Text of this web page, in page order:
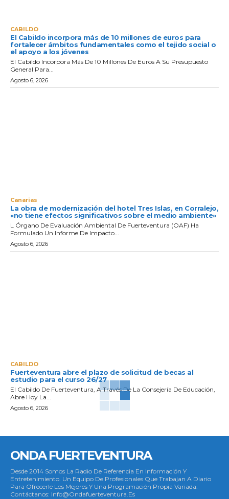
CABILDO
El Cabildo incorpora más de 10 millones de euros para
fortalecer ámbitos fundamentales como el tejido social o
el apoyo a los jóvenes
El Cabildo Incorpora Más De 10 Millones De Euros A Su Presupuesto
General Para...
Agosto 6, 2026
Canarias
La obra de modernización del hotel Tres Islas, en Corralejo,
«no tiene efectos significativos sobre el medio ambiente»
L Órgano De Evaluación Ambiental De Fuerteventura (OAF) Ha
Formulado Un Informe De Impacto...
Agosto 6, 2026
CABILDO
Fuerteventura abre el plazo de solicitud de becas al
estudio para el curso 26/27
El Cabildo De Fuerteventura, A Través De La Consejería De Educación,
Abre Hoy La...
Agosto 6, 2026
ONDA FUERTEVENTURA
Desde 2014 Somos La Radio De Referencia En Información Y
Entretenimiento. Un Equipo De Profesionales Que Trabajan A Diario
Para Ofrecerle Los Mejores Y Una Programación Propia Variada.
Contáctanos: Info@ondafuerteventura.es